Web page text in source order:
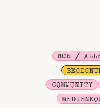
ВСЕ /
COMMUNITY